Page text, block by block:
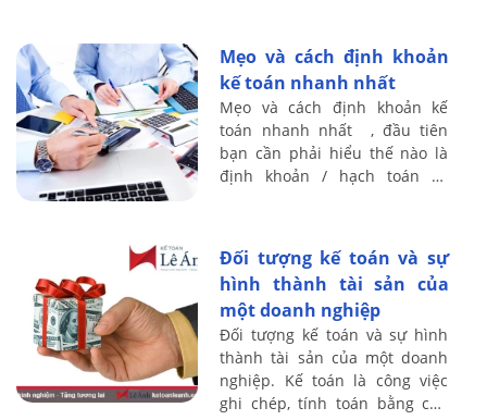
...
Mẹo và cách định khoản
kế toán nhanh nhất
Mẹo và cách định khoản kế
toán nhanh nhất , đầu tiên
bạn cần phải hiểu thế nào là
định khoản / hạch toán kế
Đối tượng kế toán và sự
hình thành tài sản của
một doanh nghiệp
Đối tượng kế toán và sự hình
thành tài sản của một doanh
nghiệp. Kế toán là công việc
ghi chép, tính toán bằng con